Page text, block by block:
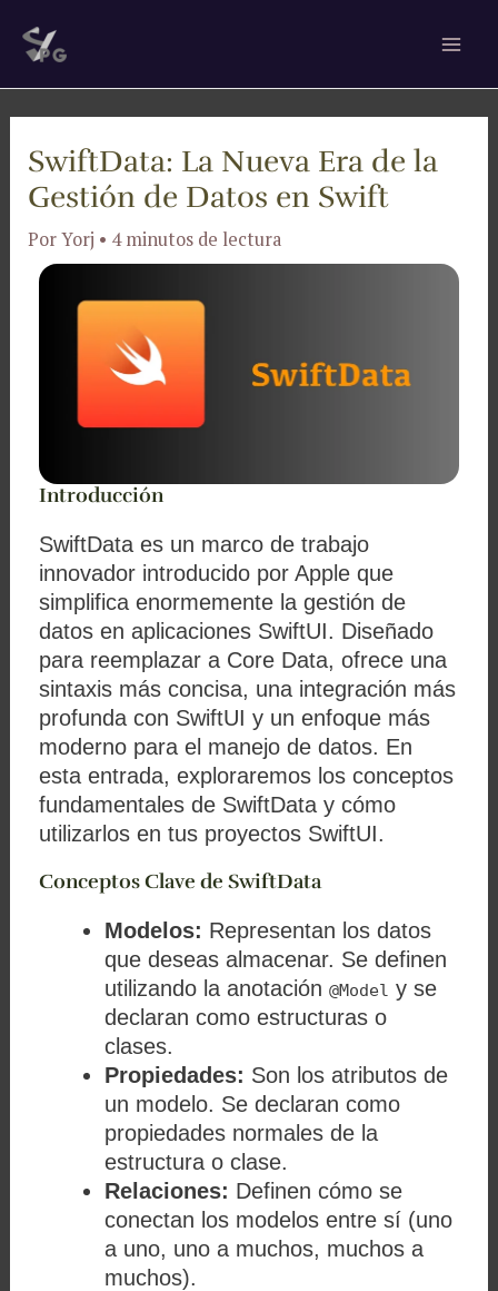
SwiftData: La Nueva Era de la
Gestión de Datos en Swift
PorYorj • 4 minutos de lectura
Introducción
SwiftData es un marco de trabajo
innovador introducido por Apple que
simplifica enormemente la gestión de
datos en aplicaciones SwiftUI. Diseñado
para reemplazar a Core Data, ofrece una
sintaxis más concisa, una integración más
profunda con SwiftUI y un enfoque más
moderno para el manejo de datos. En
esta entrada, exploraremos los conceptos
fundamentales de SwiftData y cómo
utilizarlos en tus proyectos SwiftUI.
Conceptos Clave de SwiftData
Modelos: Representan los datos
que deseas almacenar. Se definen
utilizando la anotación@Model y se
declaran como estructuras o
clases.
Propiedades: Son los atributos de
un modelo. Se declaran como
propiedades normales de la
estructura o clase.
Relaciones: Definen cómo se
conectan los modelos entre sí (uno
a uno, uno a muchos, muchos a
muchos).
de